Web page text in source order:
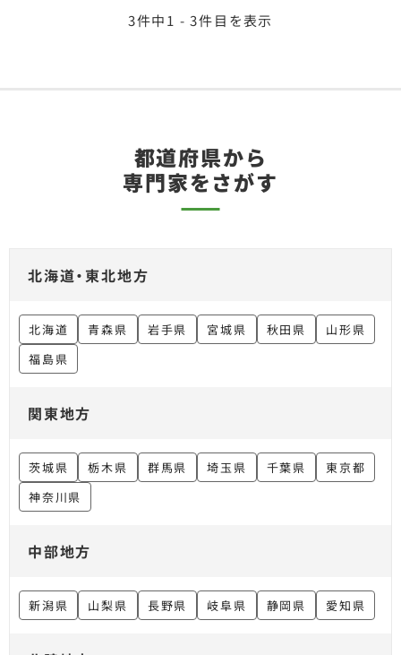
3件中1 - 3件目を表示
都道府県から
専門家をさがす
北海道・東北地方
北海道 青森県 岩手県 宮城県 秋田県
山形県
福島県
関東地方
茨城県 栃木県 群馬県 埼玉県 千葉県
東京都
神奈川県
中部地方
新潟県 山梨県 長野県 岐阜県 静岡県 愛知県